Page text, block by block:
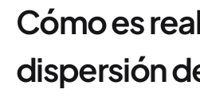
Cómo es
dispersión